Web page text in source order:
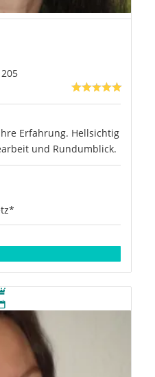
Erfahrung. Hellsichtig
und Rundumblick.